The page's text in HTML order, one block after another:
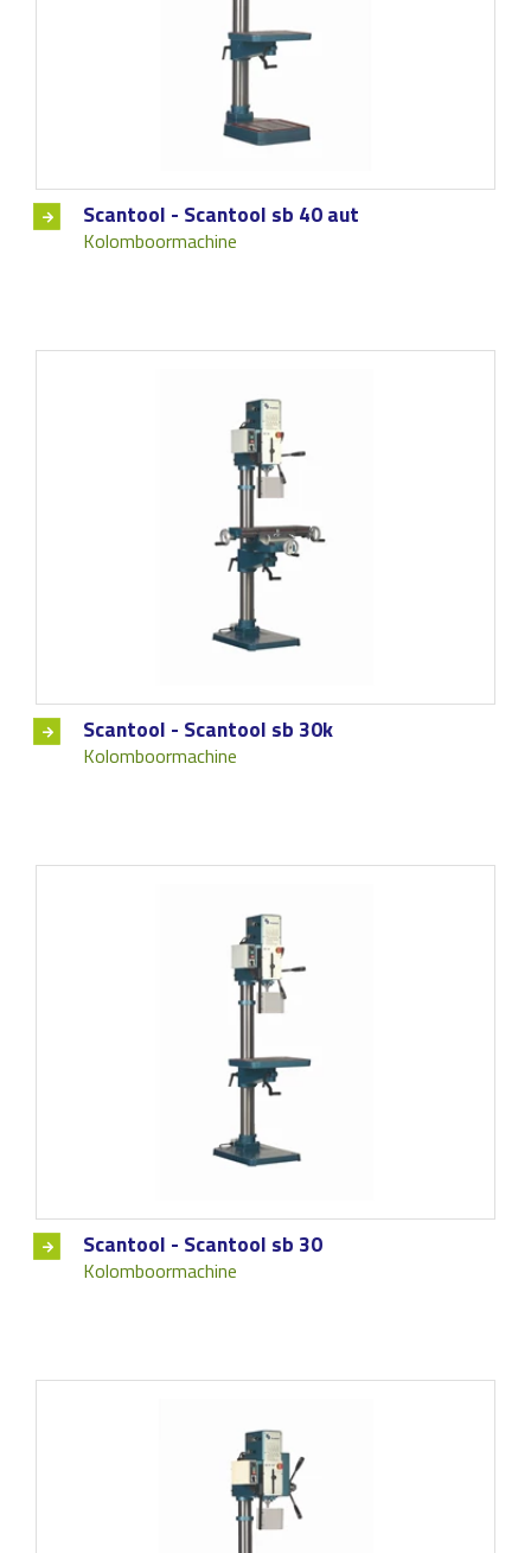
Scantool - Scantool sb 40 aut
Kolomboormachine
Scantool - Scantool sb 30k
Kolomboormachine
Scantool - Scantool sb 30
Kolomboormachine